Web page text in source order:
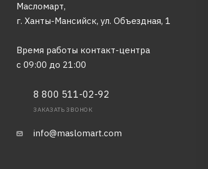
Масломарт,
г. Ханты-Мансийск, ул. Объездная, 1
Время работы контакт-центра
с 09:00 до 21:00
8 800 511-02-92
ЗАКАЗАТЬ ЗВОНОК
info@maslomart.com